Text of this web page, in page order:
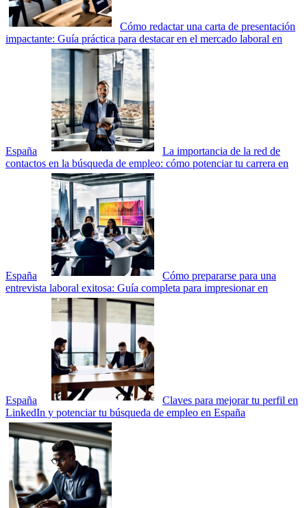
Cómo redactar una carta de presentación
impactante: Guía práctica para destacar en el mercado laboral en
España
La importancia de la red de
contactos en la búsqueda de empleo: cómo potenciar tu carrera en
España
Cómo prepararse para una
entrevista laboral exitosa: Guía completa para impresionar en
España
Claves para mejorar tu perfil en
LinkedIn y potenciar tu búsqueda de empleo en España